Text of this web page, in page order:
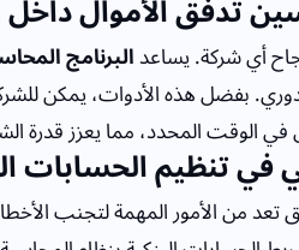
تدفق الأموال
أي شركة. يساعدالبرنامج
بفضل هذه الأدوات، يمكن
الوقت المحدد، مما يعزز قدرة
في تنظيم الحسابات
من الأمور المهمة لتجنب